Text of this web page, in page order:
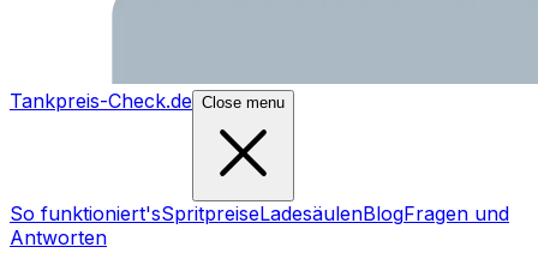
Tankpreis-Check.de Close menu
So funktioniert'sSpritpreiseLadesäulenBlogFragen und
Antworten